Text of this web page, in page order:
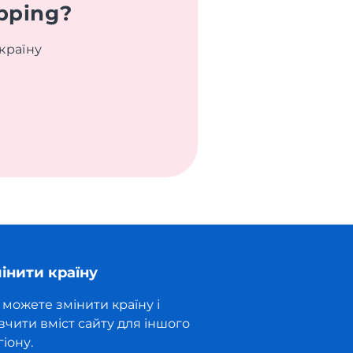
країну
змінити країну і
вміст сайту для іншого